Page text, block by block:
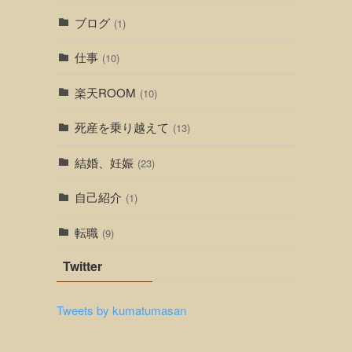
ブログ (1)
仕事 (10)
楽天ROOM (10)
死産を乗り越えて (13)
結婚、妊娠 (23)
自己紹介 (1)
転職 (9)
Twitter
Tweets by kumatumasan